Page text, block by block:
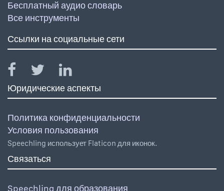
Бесплатный аудио словарь
Все инструменты
Ссылки на социальные сети
Юридические аспекты
Политика конфиденциальности
Условия пользования
Speechling использует Flaticon для иконок.
Связаться
Speechling для образования